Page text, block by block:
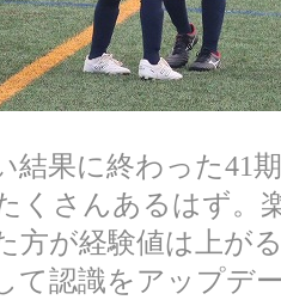
結果に終わった41
くさんあるはず。
方が経験値は上が
て認識をアップデ